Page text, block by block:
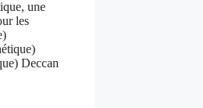
une
les
Deccan